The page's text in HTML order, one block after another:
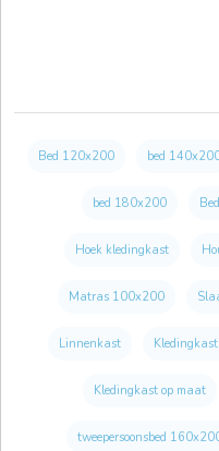
Bed 120x200 bed
bed 180x200
Hoek kledingkast
Matras 100x200
Linnenkast
Kledingkast op maat
tweepersoonsbed